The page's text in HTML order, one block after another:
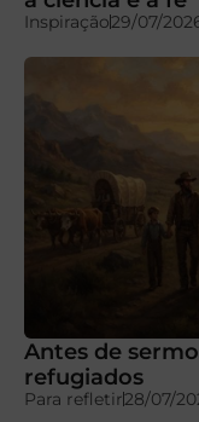
Inspiração29/07/
Antes de
refugiados
Para refletir28/07/